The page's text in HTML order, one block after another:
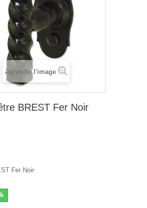
Agrandir l'image
BREST Fer Noir
Fer Noir